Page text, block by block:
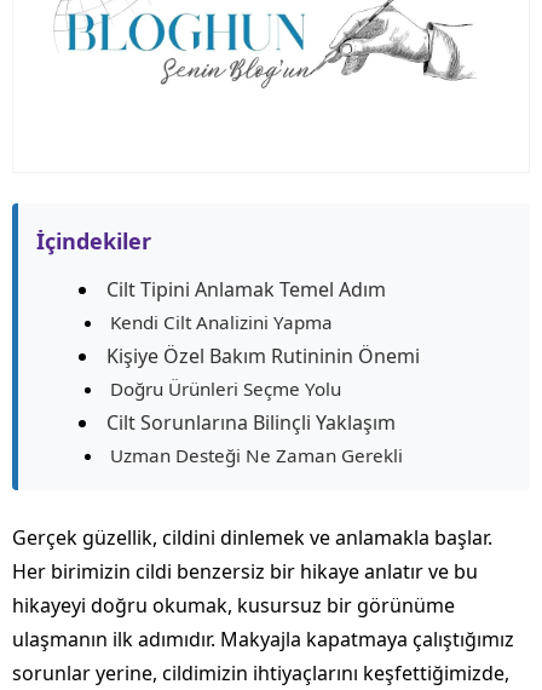
İçindekiler
Cilt Tipini Anlamak Temel Adım
Kendi Cilt Analizini Yapma
Kişiye Özel Bakım Rutininin Önemi
Doğru Ürünleri Seçme Yolu
Cilt Sorunlarına Bilinçli Yaklaşım
Uzman Desteği Ne Zaman Gerekli
Gerçek güzellik, cildini dinlemek ve anlamakla başlar.
Her birimizin cildi benzersiz bir hikaye anlatır ve bu
hikayeyi doğru okumak, kusursuz bir görünüme
ulaşmanın ilk adımıdır. Makyajla kapatmaya çalıştığımız
sorunlar yerine, cildimizin ihtiyaçlarını keşfettiğimizde,